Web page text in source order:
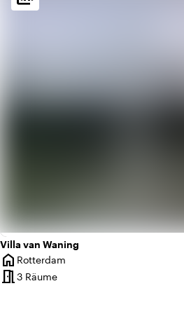
Villa van Waning
home
Ort
Rotterdam
meeting_room3 Räume